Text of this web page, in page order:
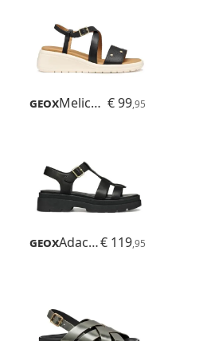
Geox Meliconia € 99,95
Geox Adacter S B€ 119,95